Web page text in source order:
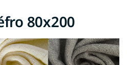
80x200